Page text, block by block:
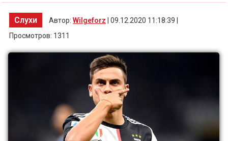
Слухи Автор: Wilgeforz | 09.12.2020 11:18:39 |
Просмотров: 1311